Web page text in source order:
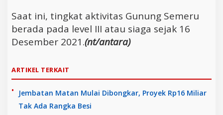
Saat ini, tingkat aktivitas Gunung Semeru
berada pada level III atau siaga sejak 16
Desember 2021.(nt/antara)
ARTIKEL TERKAIT
Jembatan Matan Mulai Dibongkar, Proyek Rp16 Miliar
Tak Ada Rangka Besi